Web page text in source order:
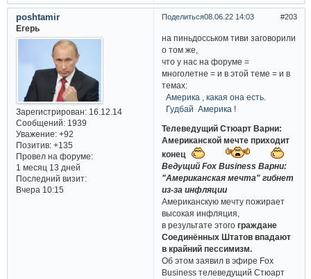
Поделиться 203
08.06.22 14:03
poshtamir
Егерь
Зарегистрирован: 16.12.14
Сообщений:1939
Уважение: +92
Позитив: +135
Провел на форуме:
1 месяц 13 дней
Последний визит:
Вчера 10:15
на пиньдосськом тиви заговорили
о том же,
что у нас на форуме =
многолетне = и в этой теме = и в
темах:
Америка , какая она есть.
Гудбай Америка !
Телеведущий Стюарт Варни:
Американской мечте приходит
конец
Ведущий Fox Business Варни:
"Американская мечта" гибнет
из-за инфляции
Американскую мечту пожирает
высокая инфляция,
в результате этогограждане
Соединённых Штатов впадают
в крайний пессимизм.
Об этом заявил в эфире Fox
Business телеведущий Стюарт